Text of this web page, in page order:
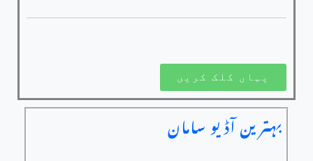
یہاں کلک کریں
بہترین آڈیو سامان